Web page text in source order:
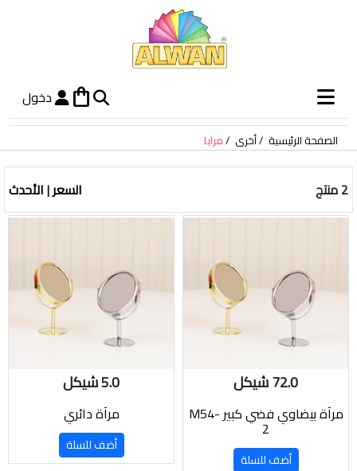
shopping_bag دخول
الصفحة الرئيسية أخرى مرايا
2 منتج السعر|الأحدث
72.0 شيكل
مرآة بيضاوي فضي كبير M54-
2
أضف للسلة
5.0 شيكل
مرآة دائري
أضف للسلة